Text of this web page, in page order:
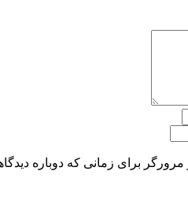
مرورگر برای زمانی که دوباره